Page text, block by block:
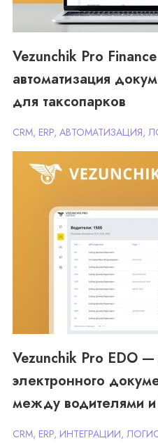
Vezunchik Pro
автоматизация
для таксопарков
CRM, ERP, АВТОМАТИЗАЦИЯ,
Vezunchik Pro EDO —
электронного
между водителями
CRM, ERP, ИНТЕГРАЦИИ,
Vezunchik Pro EDO —
электронного
между водителями и
CRM, ERP, ИНТЕГРАЦИИ,
MURA — Наследие:
платформа по
родословным